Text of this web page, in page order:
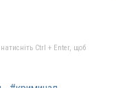
Ctrl + Enter, щоб